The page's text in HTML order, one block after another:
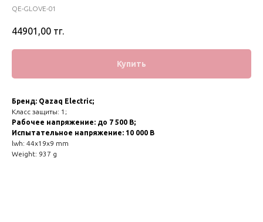
QE-GLOVE-01
44901,00 тг.
Купить
Бренд: Qazaq Electric;
Класс защиты: 1;
Рабочее напряжение: до 7 500 В;
Испытательное напряжение: 10 000 В
lwh: 44x19x9 mm
Weight: 937 g